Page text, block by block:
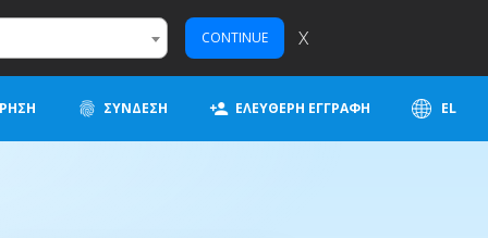
CONTINUE X
ΣΎΝΔΕΣΗ ΕΛΕΎΘΕΡΗ ΕΓΓΡΑΦΉ EL